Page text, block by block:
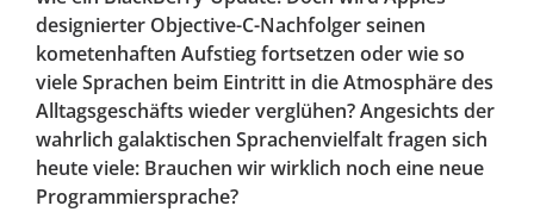
designierter Objective-C-Nachfolger seinen
kometenhaften Aufstieg fortsetzen oder wie so
viele Sprachen beim Eintritt in die Atmosphäre des
Alltagsgeschäfts wieder verglühen? Angesichts der
wahrlich galaktischen Sprachenvielfalt fragen sich
heute viele: Brauchen wir wirklich noch eine neue
Programmiersprache?